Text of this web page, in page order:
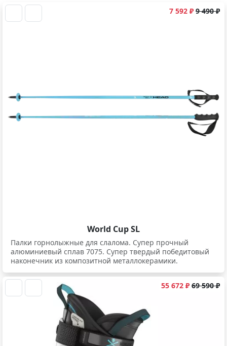
7 592 ₽ 9 490 ₽
World Cup SL
Палки горнолыжные для слалома. Супер прочный
алюминиевый сплав 7075. Супер твердый победитовый
наконечник из композитной металлокерамики.
55 672 ₽ 69 590 ₽